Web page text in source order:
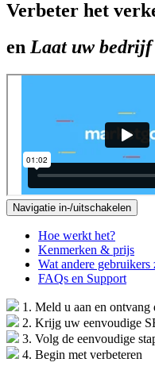
Verbeter het
en Laat uw bedrijf
Navigatie in-/uitschakelen
Hoe werkt het?
Kenmerken & prijs
Wat andere gebruikers
FAQs en Support
1. Meld u aan en
2. Krijg uw eenvoudige
3. Volg de eenvoudige
4. Begin met verbeteren